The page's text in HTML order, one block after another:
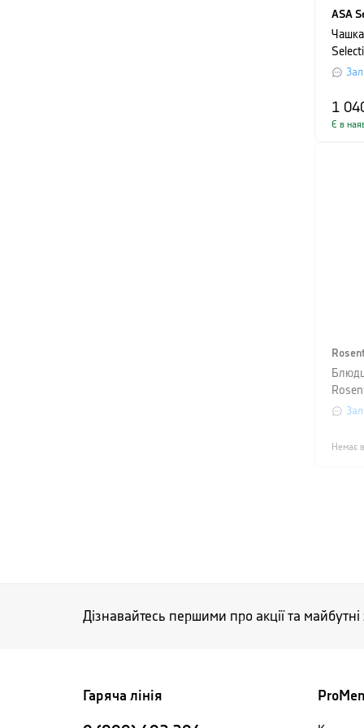
ASA
0,21
1
Є в
Немає
Дізнавайтесь першими про акції та майбутні
Гаряча лінія